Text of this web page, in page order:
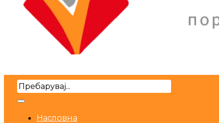
Search
Насловна